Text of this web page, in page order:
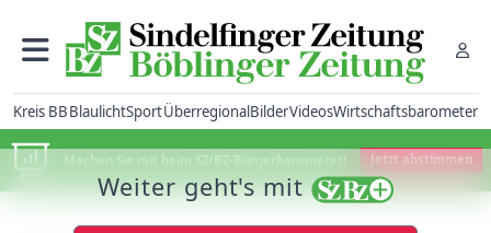
Kreis BBBlaulichtSportÜberregionalBilderVideosWirtschaftsbarometer
Machen Sie mit beim SZ/BZ-Bürgerbarometer! Jetzt abstimmen
Weiter geht's mit